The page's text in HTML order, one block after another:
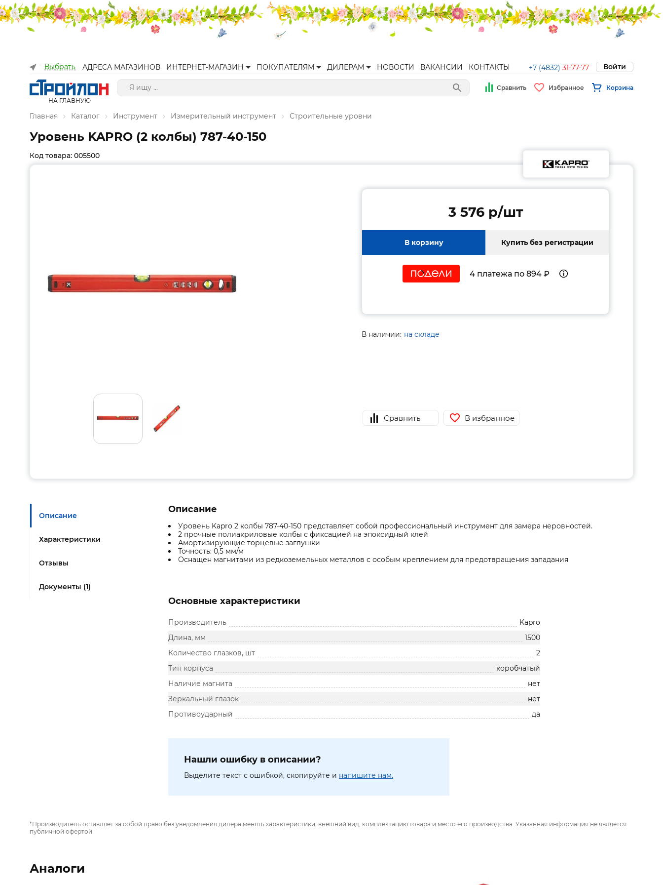
Выбрать АДРЕСА МАГАЗИНОВ ИНТЕРНЕТ-МАГАЗИН ПОКУПАТЕЛЯМ ДИЛЕРАМ НОВОСТИ ВАКАНСИИ КОНТАКТЫ +7 (4832) 31-77-77 Войти
НА ГЛАВНУЮ
Сравнить Избранное Корзина
Главная Каталог Инструмент Измерительный инструмент Строительные уровни
Уровень KAPRO (2 колбы) 787-40-150
Код товара: 005500
3 576 p/шт
В корзину Купить без регистрации
4 платежа по 894 ₽
В наличии: на складе
Сравнить В избранное
Описание
Характеристики
Отзывы
Документы (1)
Описание
Уровень Kapro 2 колбы 787-40-150 представляет собой профессиональный инструмент для замера неровностей.
2 прочные полиакриловые колбы с фиксацией на эпоксидный клей
Амортизирующие торцевые заглушки
Точность: 0,5 мм/м
Оснащен магнитами из редкоземельных металлов с особым креплением для предотвращения западания
Основные характеристики
Производитель
Kapro
Длина, мм
1500
Количество глазков, шт
2
Тип корпуса
коробчатый
Наличие магнита
нет
Зеркальный глазок
нет
Противоударный
да
Нашли ошибку в описании?
Выделите текст с ошибкой, скопируйте и напишите нам.
*Производитель оставляет за собой право без уведомления дилера менять характеристики, внешний вид, комплектацию товара и место его производства. Указанная информация не является
публичной офертой
Аналоги